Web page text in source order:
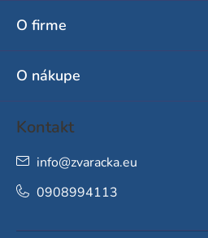
O firme
O nákupe
Kontakt
info@zvaracka.eu
0908994113